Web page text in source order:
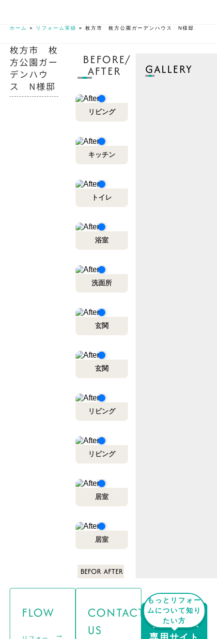
ホーム » リフォーム実績 » 枚方市 枚方公園ガーデンハウス N様邸
枚方市 枚
方公園ガー
デンハウ
ス N様邸
BEFORE/
AFTER
リビング
キッチン
トイレ
浴室
洗面所
玄関
玄関
リビング
リビング
居室
居室
BEFOREAFTER
GALLERY
FLOW
→
CONTACT
US
→
もっとリフォー
ムについて知り
たい方
リフォーム